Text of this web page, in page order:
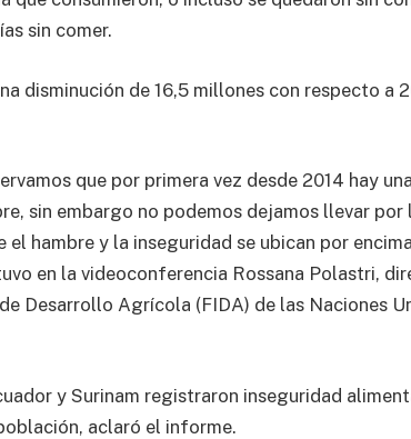
sin comer.
disminución de 16,5 millones con respecto a
que por primera vez desde 2014 hay
sin embargo no podemos dejamos llevar
el hambre y la inseguridad se ubican por
en la videoconferencia Rossana Polastri,
Desarrollo Agrícola (FIDA) de las Naciones
y Surinam registraron inseguridad
aclaró el informe.